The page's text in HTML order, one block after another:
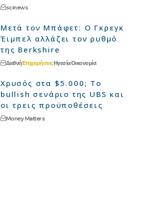
scinews
Μετά τον Μπάφετ: Ο Γκρεγκ
Έιμπελ αλλάζει τον ρυθμό
της Berkshire
ΔιεθνήΕπιχειρήσειςΗγεσίαΟικονομία
Χρυσός στα $5.000; Το
bullish σενάριο της UBS και
οι τρεις προϋποθέσεις
Money Matters